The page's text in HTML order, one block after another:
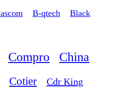
B-qtech Black
Compro
China
Cotier Cdr King